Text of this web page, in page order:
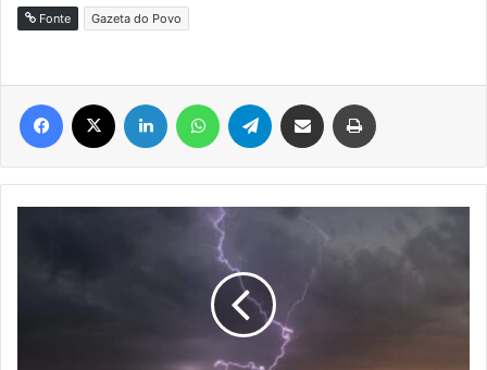
Fonte Gazeta do Povo
Facebook Linkedin WhatsAppTelegram Compartilhar via e-mail